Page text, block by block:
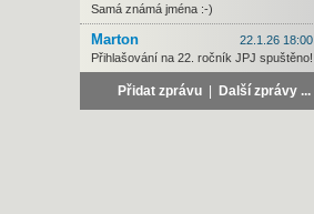
Samá známá jména :-)
Marton
22.1.26 18:00
Přihlašování na 22. ročník JPJ spuštěno!
Přidat zprávu Další zprávy ...